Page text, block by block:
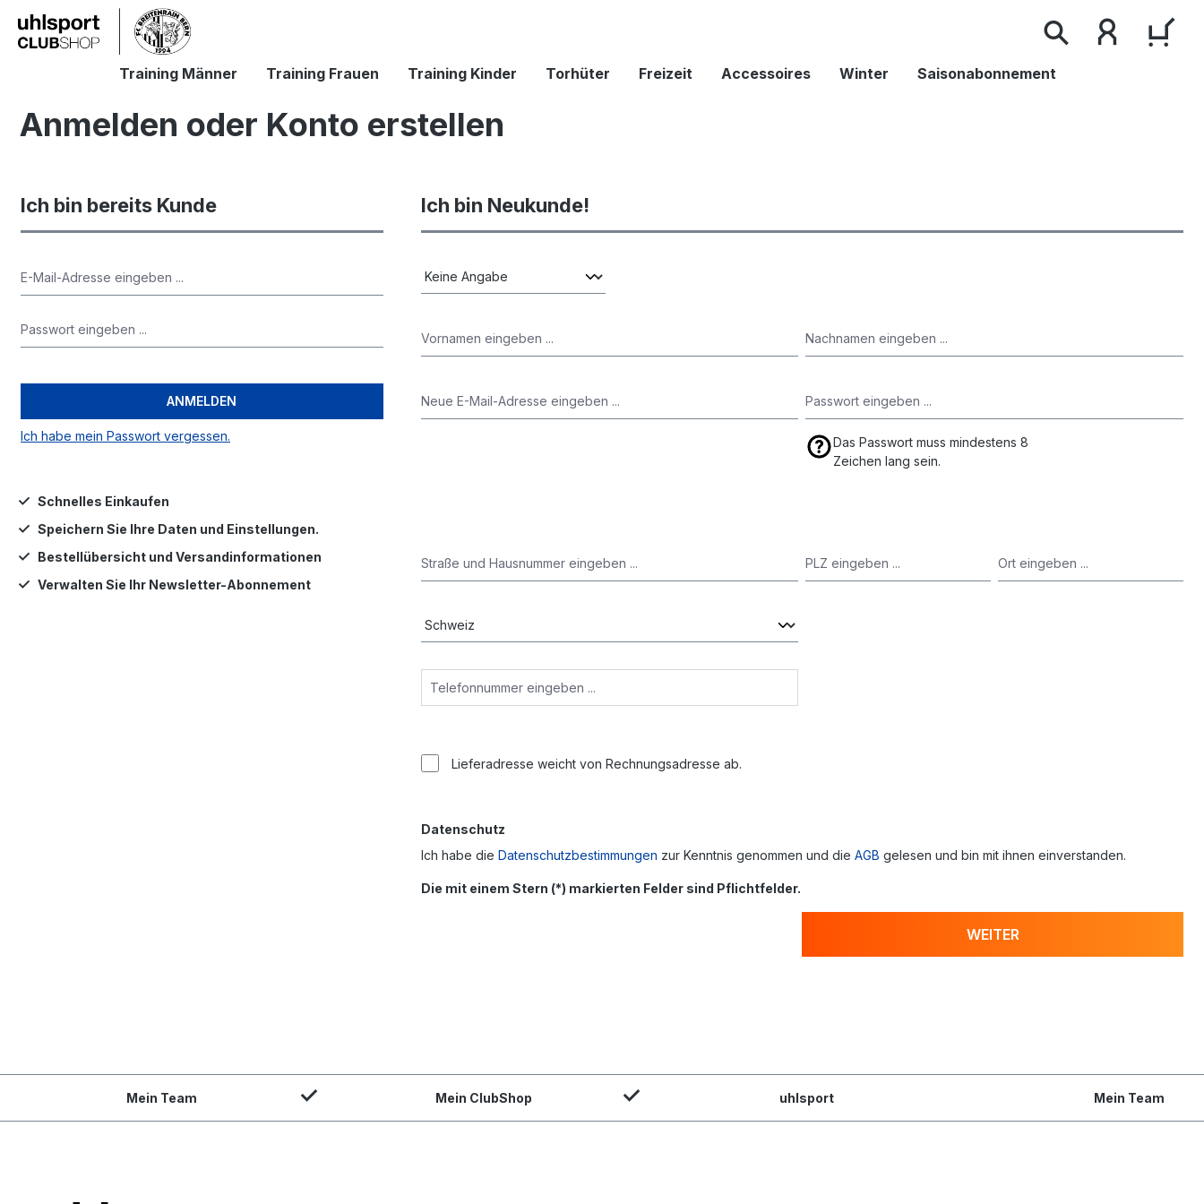
Zur Hauptnavigation springen
Training Männer Training Frauen Training Kinder Torhüter Freizeit Accessoires Winter Saisonabonnement
Anmelden oder Konto erstellen
Ich bin bereits Kunde
Ich habe mein Passwort vergessen.
ANMELDEN
Schnelles Einkaufen
Speichern Sie Ihre Daten und Einstellungen.
Bestellübersicht und Versandinformationen
Verwalten Sie Ihr Newsletter-Abonnement
Ich bin Neukunde!
Persönliche Informationen
Das Passwort muss mindestens 8
Zeichen lang sein.
Lieferadresse weicht von Rechnungsadresse ab.
Datenschutz
Ich habe die Datenschutzbestimmungen zur Kenntnis genommen und die AGB gelesen und bin mit ihnen einverstanden.
Die mit einem Stern (*) markierten Felder sind Pflichtfelder.
WEITER
Mein Team Mein ClubShop uhlsport Mein Team